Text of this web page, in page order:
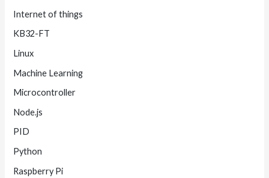
Internet of things
KB32-FT
Linux
Machine Learning
Microcontroller
Node.js
PID
Python
Raspberry Pi